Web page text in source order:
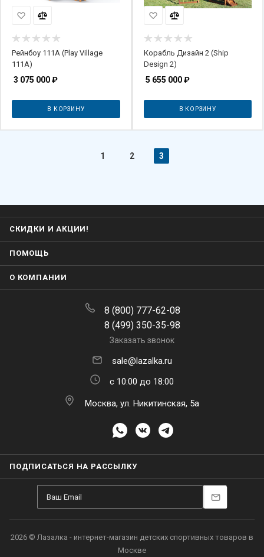
Рейнбоу 111А (Play Village
111A)
3 075 000₽
В КОРЗИНУ
Корабль Дизайн 2 (Ship
Design 2)
5 655 000₽
В КОРЗИНУ
1 2 3
СКИДКИ И АКЦИИ!
ПОМОЩЬ
О КОМПАНИИ
8 (800) 777-62-08
8 (499) 350-35-98
Заказать звонок
sale@lazalka.ru
с 10:00 до 18:00
Москва, ул. Никитинская, 5а
ПОДПИСАТЬСЯ НА РАССЫЛКУ
2026 © Лазалка - интернет-магазин детских спортивных товаров в
Москве